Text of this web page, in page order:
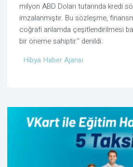
milyon ABD Doları tutarında kredi
imzalanmıştır. Bu sözleşme,
coğrafi anlamda çeşitlendirilmesi
bir öneme sahiptir.'' denildi.
Hibya Haber Ajansı